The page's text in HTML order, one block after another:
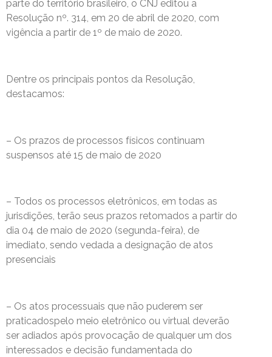
parte do território brasileiro, o CNJ editou a
Resolução nº. 314, em 20 de abril de 2020, com
vigência a partir de 1º de maio de 2020.
Dentre os principais pontos da Resolução,
destacamos:
– Os prazos de processos físicos continuam
suspensos até 15 de maio de 2020
– Todos os processos eletrônicos, em todas as
jurisdições, terão seus prazos retomados a partir do
dia 04 de maio de 2020 (segunda-feira), de
imediato, sendo vedada a designação de atos
presenciais
– Os atos processuais que não puderem ser
praticadospelo meio eletrônico ou virtual deverão
ser adiados após provocação de qualquer um dos
interessados e decisão fundamentada do